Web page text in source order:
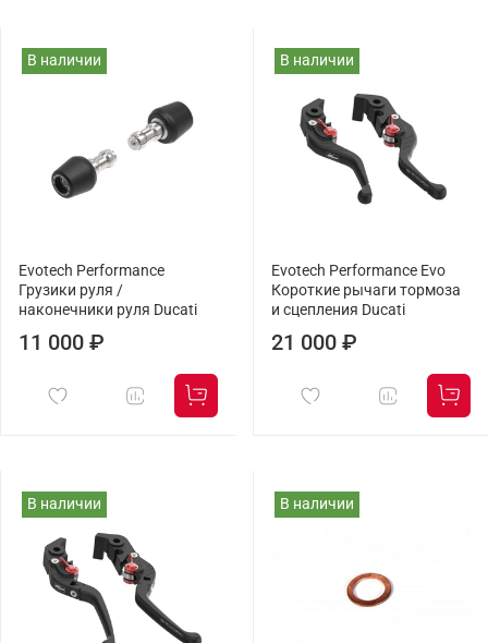
В наличии
Evotech Performance
Грузики руля /
наконечники руля Ducati
11 000 ₽
В наличии
Evotech Performance Evo
Короткие рычаги тормоза
и сцепления Ducati
21 000 ₽
В наличии В наличии